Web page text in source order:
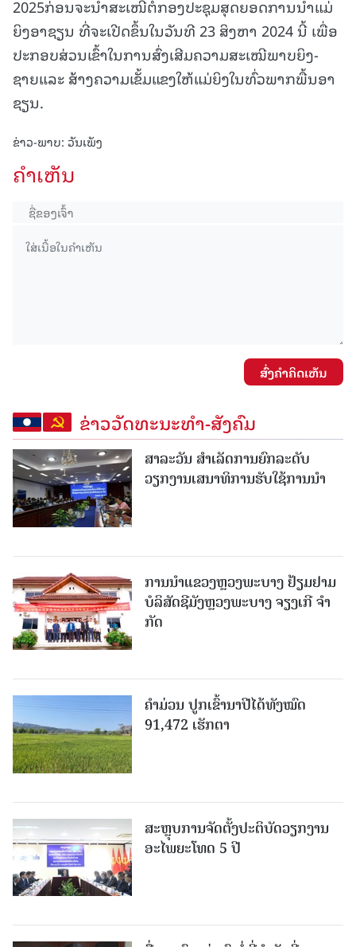
2025ກ່ອນຈະນໍາສະເໜີຕໍ່ກອງປະຊຸມສຸດຍອດການນໍາແມ່
ຍິງອາຊຽນ ທີ່ຈະເປີດຂຶ້ນໃນວັນທີ 23 ສິງຫາ 2024 ນີ້ ເພື່ອ
ປະກອບສ່ວນເຂົ້າໃນການສົ່ງເສີມຄວາມສະເໝີພາບຍິງ-
ຊາຍແລະ ສ້າງຄວາມເຂັ້ມແຂງໃຫ້ແມ່ຍິງໃນທົ່ວພາກພື້ນອາ
ຊຽນ.
ຂ່າວ-ພາບ: ວັນເພັງ
ຄໍາເຫັນ
ສົ່ງຄໍາຄິດເຫັນ
ຂ່າວວັດທະນະທຳ-ສັງຄົມ
ສາລະວັນ ສໍາເລັດການຍົກລະດັບ
ວຽກງານເສນາທິການຮັບໃຊ້ການນໍາ
ການນຳແຂວງຫຼວງພະບາງ ຢ້ຽມ​ຢາມ
ບໍ​ລິ​ສັດຊີມັງຫຼວງພະບາງ ຈຽງເກີ ຈໍາ
ກັດ
ຄໍາມ່ວນ ປູກເຂົ້ານາປີໄດ້ທັງໝົດ
91,472 ເຮັກຕາ
ສະຫຼຸບການຈັດຕັ້ງປະຕິບັດວຽກງານ
ອະໄພຍະໂທດ 5 ປີ